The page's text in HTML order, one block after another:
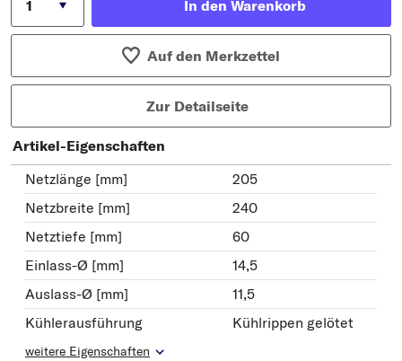
In den Warenkorb
Auf den Merkzettel
Zur Detailseite
Artikel-Eigenschaften
Netzlänge [mm]
205
Netzbreite [mm]
240
Netztiefe [mm]
60
Einlass-Ø [mm]
14,5
Auslass-Ø [mm]
11,5
Kühlerausführung
Kühlrippen gelötet
weitere Eigenschaften